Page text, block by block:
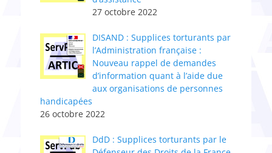
27 octobre 2022
DISAND : Supplices torturants par
l’Administratio​n​ française :
Nouveau rappel de demandes
d’information quant à l’aide due
aux organisations de personnes
handicapées
26 octobre 2022
DdD : Supplices torturants par le